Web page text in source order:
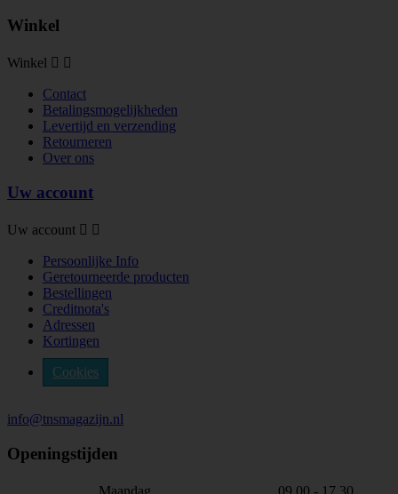
Winkel
Winkel  
Contact
Betalingsmogelijkheden
Levertijd en verzending
Retourneren
Over ons
Uw account
Uw account  
Persoonlijke Info
Geretourneerde producten
Bestellingen
Creditnota's
Adressen
Kortingen
Cookies
info@tnsmagazijn.nl
Openingstijden
Maandag
09.00 - 17.30